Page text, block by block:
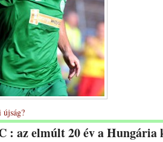
: az elmúlt 20 év a Hungária